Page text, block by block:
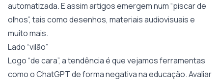
automatizada. E assim artigos emergem num “piscar de
olhos”, tais como desenhos, materiais audiovisuais e
muito mais.
Lado “vilão”
Logo “de cara”, a tendência é que vejamos ferramentas
como o ChatGPT de forma negativa na educação. Avaliar